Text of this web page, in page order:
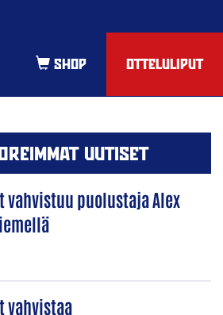
OTTELULIPUT
UUTISET
vahvistuu puolustaja Alex
vahvistaa